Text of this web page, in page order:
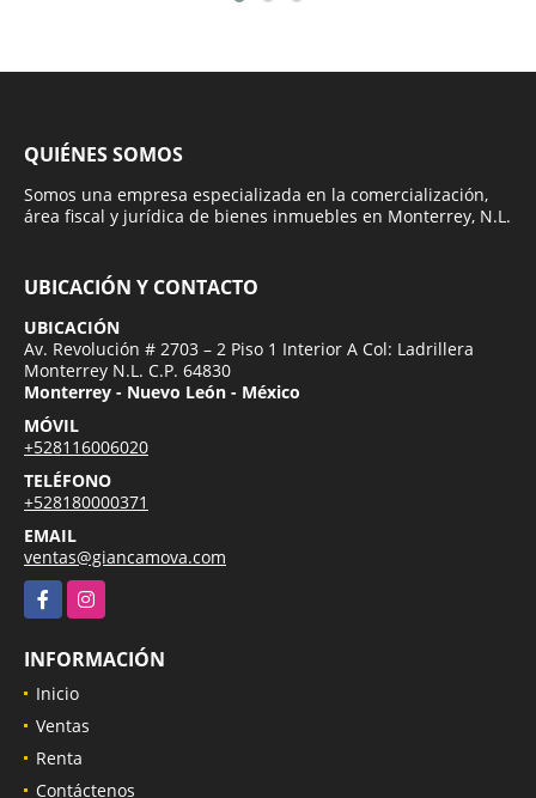
QUIÉNES SOMOS
Somos una empresa especializada en la comercialización,
área fiscal y jurídica de bienes inmuebles en Monterrey, N.L.
UBICACIÓN Y CONTACTO
UBICACIÓN
Av. Revolución # 2703 – 2 Piso 1 Interior A Col: Ladrillera
Monterrey N.L. C.P. 64830
Monterrey - Nuevo León - México
MÓVIL
+528116006020
TELÉFONO
+528180000371
EMAIL
ventas@giancamova.com
FacebookInstagram
INFORMACIÓN
Inicio
Ventas
Renta